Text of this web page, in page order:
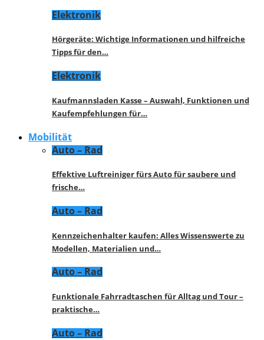
Elektronik
Hörgeräte: Wichtige Informationen und hilfreiche
Tipps für den…
Elektronik
Kaufmannsladen Kasse – Auswahl, Funktionen und
Kaufempfehlungen für…
Mobilität
Auto – Rad
Effektive Luftreiniger fürs Auto für saubere und
frische…
Auto – Rad
Kennzeichenhalter kaufen: Alles Wissenswerte zu
Modellen, Materialien und…
Auto – Rad
Funktionale Fahrradtaschen für Alltag und Tour –
praktische…
Auto – Rad